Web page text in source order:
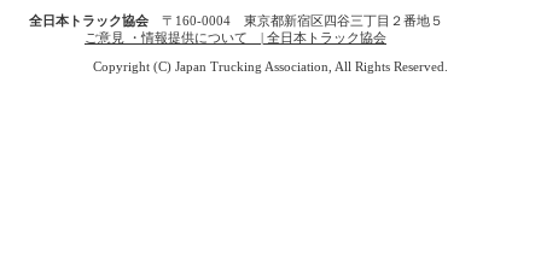
全日本トラック協会〒160-0004 東京都新宿区四谷三丁目２番地５
ご意見 ・情報提供について | 全日本トラック協会
Copyright (C) Japan Trucking Association, All Rights Reserved.